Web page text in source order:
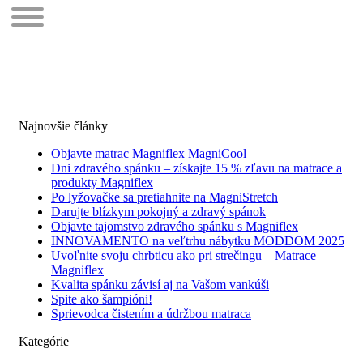
Najnovšie články
Objavte matrac Magniflex MagniCool
Dni zdravého spánku – získajte 15 % zľavu na matrace a
produkty Magniflex
Po lyžovačke sa pretiahnite na MagniStretch
Darujte blízkym pokojný a zdravý spánok
Objavte tajomstvo zdravého spánku s Magniflex
INNOVAMENTO na veľtrhu nábytku MODDOM 2025
Uvoľnite svoju chrbticu ako pri strečingu – Matrace
Magniflex
Kvalita spánku závisí aj na Vašom vankúši
Spite ako šampióni!
Sprievodca čistením a údržbou matraca
Kategórie